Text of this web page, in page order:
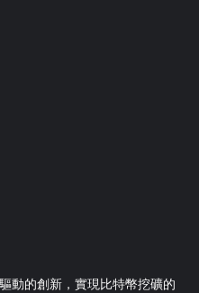
動的創新，實現比特幣挖礦的